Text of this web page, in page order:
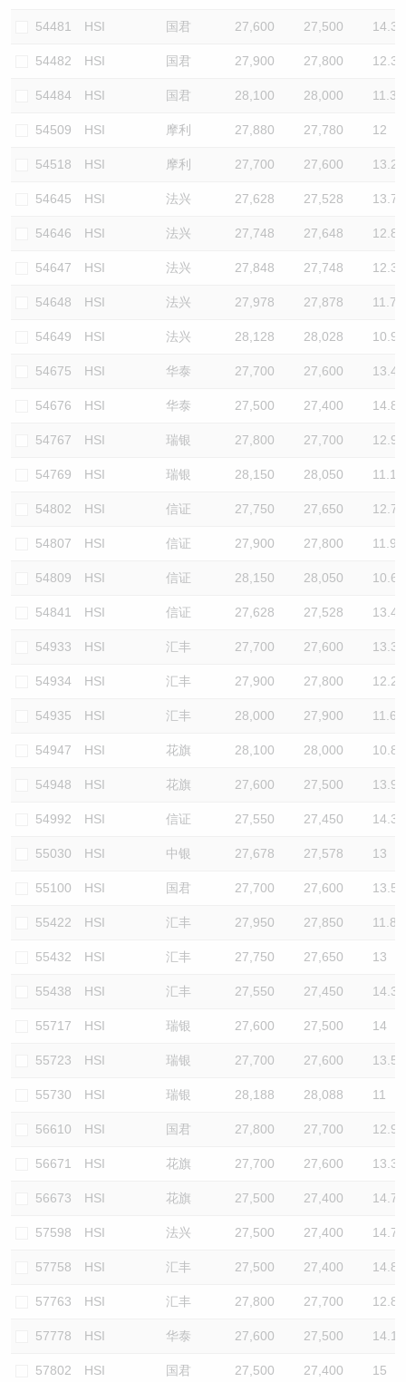
54481 HSI 国君 27,600 27,500 14.3
54482 HSI 国君 27,900 27,800 12.3
54484 HSI 国君 28,100 28,000 11.3
54509 HSI 摩利 27,880 27,780 12
54518 HSI 摩利 27,700 27,600 13.2
54645 HSI 法兴 27,628 27,528 13.7
54646 HSI 法兴 27,748 27,648 12.8
54647 HSI 法兴 27,848 27,748 12.3
54648 HSI 法兴 27,978 27,878 11.7
54649 HSI 法兴 28,128 28,028 10.9
54675 HSI 华泰 27,700 27,600 13.4
54676 HSI 华泰 27,500 27,400 14.8
54767 HSI 瑞银 27,800 27,700 12.9
54769 HSI 瑞银 28,150 28,050 11.1
54802 HSI 信证 27,750 27,650 12.7
54807 HSI 信证 27,900 27,800 11.9
54809 HSI 信证 28,150 28,050 10.6
54841 HSI 信证 27,628 27,528 13.4
54933 HSI 汇丰 27,700 27,600 13.3
54934 HSI 汇丰 27,900 27,800 12.2
54935 HSI 汇丰 28,000 27,900 11.6
54947 HSI 花旗 28,100 28,000 10.8
54948 HSI 花旗 27,600 27,500 13.9
54992 HSI 信证 27,550 27,450 14.3
55030 HSI 中银 27,678 27,578 13
55100 HSI 国君 27,700 27,600 13.5
55422 HSI 汇丰 27,950 27,850 11.8
55432 HSI 汇丰 27,750 27,650 13
55438 HSI 汇丰 27,550 27,450 14.3
55717 HSI 瑞银 27,600 27,500 14
55723 HSI 瑞银 27,700 27,600 13.5
55730 HSI 瑞银 28,188 28,088 11
56610 HSI 国君 27,800 27,700 12.9
56671 HSI 花旗 27,700 27,600 13.3
56673 HSI 花旗 27,500 27,400 14.7
57598 HSI 法兴 27,500 27,400 14.7
57758 HSI 汇丰 27,500 27,400 14.8
57763 HSI 汇丰 27,800 27,700 12.8
57778 HSI 华泰 27,600 27,500 14.1
57802 HSI 国君 27,500 27,400 15